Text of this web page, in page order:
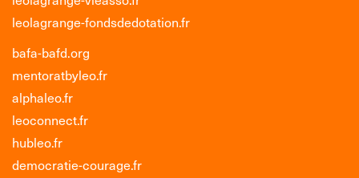
leolagrange-fondsdedotation.fr
bafa-bafd.org
mentoratbyleo.fr
alphaleo.fr
leoconnect.fr
hubleo.fr
democratie-courage.fr